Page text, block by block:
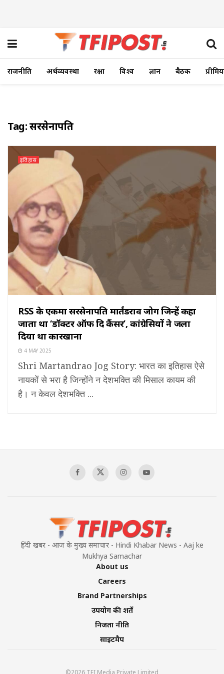
राजनीति अर्थव्यवस्था रक्षा विश्व ज्ञान बैठक
Tag:सरसेनापति
इतिहास
RSS के एकमात्र सरसेनापति मार्तंडराव जोग जिन्हें कहा
जाता था ‘डॉक्टर ऑफ दि कैंसर’, कांग्रेसियों ने जला
दिया था कारखाना
4 MAY 2025
Shri Martandrao Jog Story: भारत का इतिहास ऐसे
नायकों से भरा है जिन्होंने न देशभक्ति की मिसाल कायम की
है। न केवल देशभक्ति ...
हिंदी खबर - आज के मुख्य समाचार - Hindi Khabar News - Aaj ke
Mukhya Samachar
About us
Careers
Brand Partnerships
उपयोग की शर्तें
निजता नीति
साइटमैप